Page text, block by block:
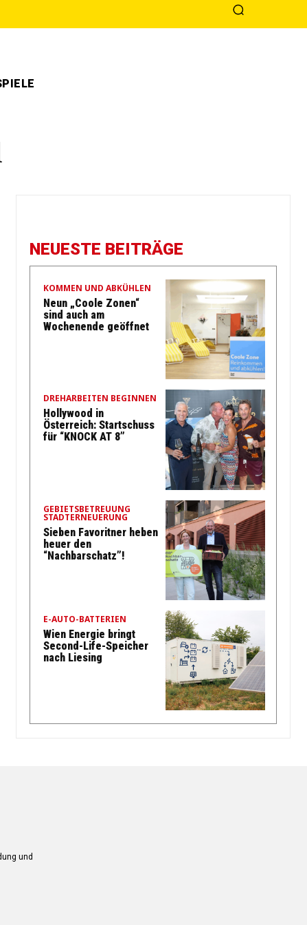
NEUESTE BEITRÄGE
KOMMEN UND ABKÜHLEN
Neun „Coole Zonen“
sind auch am
Wochenende geöffnet
DREHARBEITEN BEGINNEN
Hollywood in
Österreich: Startschuss
für “KNOCK AT 8”
GEBIETSBETREUUNG
STADTERNEUERUNG
Sieben Favoritner heben
heuer den
“Nachbarschatz”!
E-AUTO-BATTERIEN
Wien Energie bringt
Second-Life-Speicher
nach Liesing
und